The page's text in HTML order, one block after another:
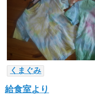
くまぐみ
給食室より